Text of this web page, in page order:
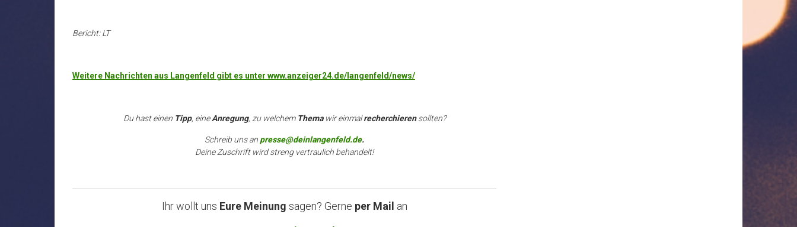
Bericht: LT
Weitere Nachrichten aus Langenfeld gibt es unter www.anzeiger24.de/langenfeld/news/
Du hast einen Tipp, eineAnregung, zu welchem Themawir einmalrecherchierensollten?
Schreib uns an presse@deinlangenfeld.de.
Deine Zuschrift wird streng vertraulich behandelt!
Ihr wollt uns Eure Meinung sagen? Gerne per Mail an